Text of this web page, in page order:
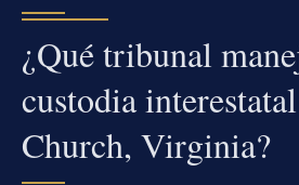
¿Qué tribunal
custodia
Church, Virginia?